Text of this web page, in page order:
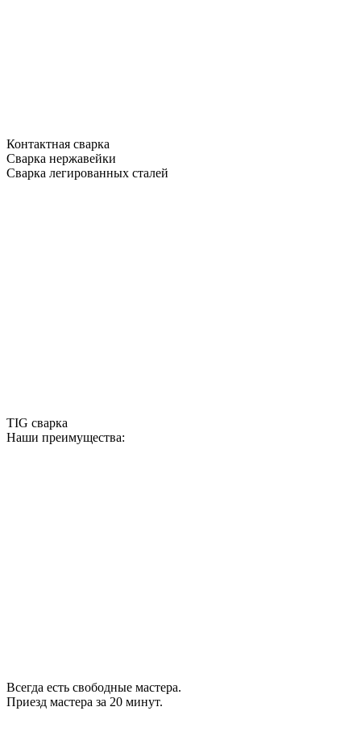
Контактная сварка
Сварка нержавейки
Сварка легированных сталей
TIG сварка
Наши преимущества:
Всегда есть свободные мастера.
Приезд мастера за 20 минут.